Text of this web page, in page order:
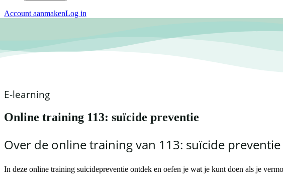
Account aanmakenLog in
E-learning
Online training 113: suïcide preventie
Over de online training van 113: suïcide preventie
In deze online training suïcidepreventie ontdek en oefen je wat je kunt doen als je